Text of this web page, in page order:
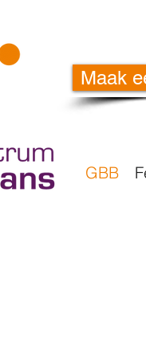
Maak
GBB